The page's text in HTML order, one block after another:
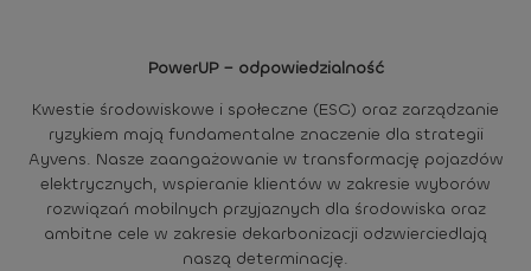
PowerUP – odpowiedzialność
Kwestie środowiskowe i społeczne (ESG) oraz zarządzanie
ryzykiem mają fundamentalne znaczenie dla strategii
Ayvens. Nasze zaangażowanie w transformację pojazdów
elektrycznych, wspieranie klientów w zakresie wyborów
rozwiązań mobilnych przyjaznych dla środowiska oraz
ambitne cele w zakresie dekarbonizacji odzwierciedlają
naszą determinację.